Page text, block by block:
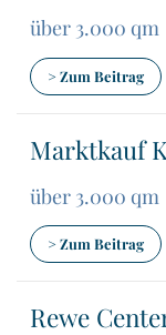
über 3.000 qm
> Zum Beitrag
Marktkauf
über 3.000 qm
> Zum Beitrag
Rewe